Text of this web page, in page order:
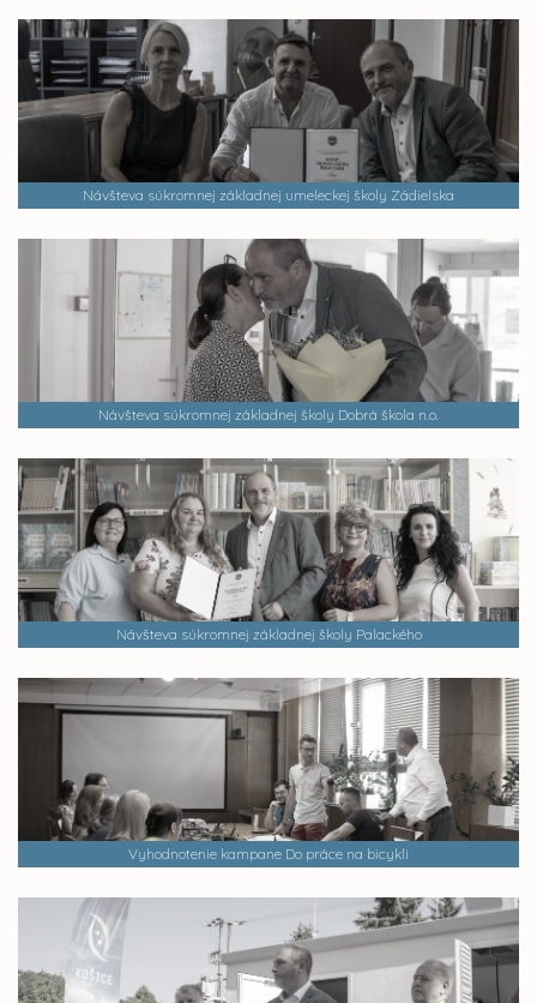
Návšteva súkromnej základnej umeleckej školy Zádielska
Návšteva súkromnej základnej školy Dobrá škola n.o.
Návšteva súkromnej základnej školy Palackého
Vyhodnotenie kampane Do práce na bicykli